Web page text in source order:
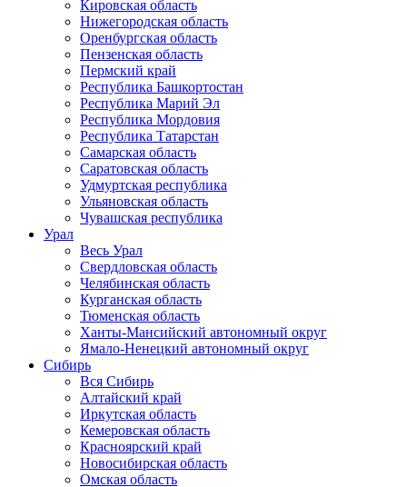
Кировская область
Нижегородская область
Оренбургская область
Пензенская область
Пермский край
Республика Башкортостан
Республика Марий Эл
Республика Мордовия
Республика Татарстан
Самарская область
Саратовская область
Удмуртская республика
Ульяновская область
Чувашская республика
Урал
Весь Урал
Свердловская область
Челябинская область
Курганская область
Тюменская область
Ханты-Мансийский автономный округ
Ямало-Ненецкий автономный округ
Сибирь
Вся Сибирь
Алтайский край
Иркутская область
Кемеровская область
Красноярский край
Новосибирская область
Омская область